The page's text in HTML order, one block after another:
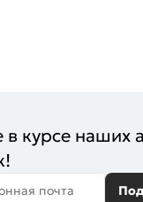
в курсе наших
почта